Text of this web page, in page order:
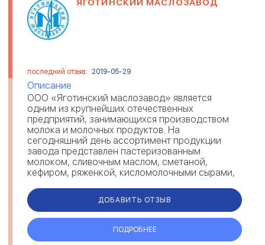
ЯГОТИНСКИЙ МАСЛОЗАВОД
последний отзыв: 2019-05-29
Описание
ООО «Яготинский маслозавод» является
одним из крупнейших отечественных
предприятий, занимающихся производством
молока и молочных продуктов. На
сегодняшний день ассортимент продукции
завода представлен пастеризованным
молоком, сливочным маслом, сметаной,
кефиром, ряженкой, кисломолочными сырами,
и детского питания. Качество п...
ДОБАВИТЬ ОТЗЫВ
ПОДРОБНЕЕ